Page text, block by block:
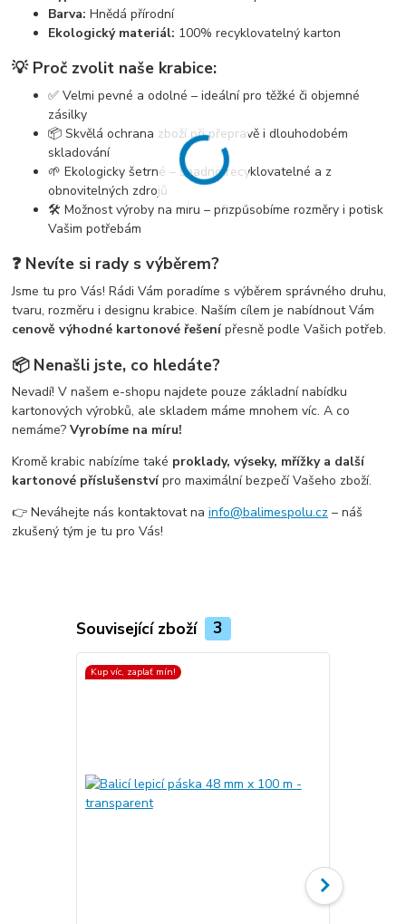
Barva: Hnědá přírodní
Ekologický materiál: 100% recyklovatelný karton
💡 Proč zvolit naše krabice:
✅ Velmi pevné a odolné – ideální pro těžké či objemné
zásilky
📦 Skvělá ochrana zboží při přepravě i dlouhodobém
skladování
🌱 Ekologicky šetrné – snadno recyklovatelné a z
obnovitelných zdrojů
🛠️ Možnost výroby na míru – přizpůsobíme rozměry i potisk
Vašim potřebám
❓ Nevíte si rady s výběrem?
Jsme tu pro Vás! Rádi Vám poradíme s výběrem správného druhu,
tvaru, rozměru i designu krabice. Naším cílem je nabídnout Vám
cenově výhodné kartonové řešenípřesně podle Vašich potřeb.
📦 Nenašli jste, co hledáte?
Nevadí! V našem e-shopu najdete pouze základní nabídku
kartonových výrobků, ale skladem máme mnohem víc. A co
nemáme?Vyrobíme na míru!
Kromě krabic nabízíme také proklady, výseky, mřížky a další
kartonové příslušenstvípro maximální bezpečí Vašeho zboží.
👉 Neváhejte nás kontaktovat nainfo@balimespolu.cz – náš
zkušený tým je tu pro Vás!
Související zboží 3
Kup víc, zaplať mín!